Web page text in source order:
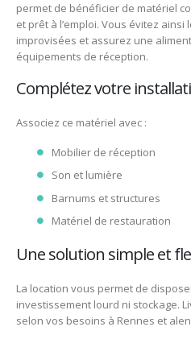
permet de bénéficier de matériel
et prêt à l’emploi. Vous évitez
improvisées et assurez une
équipements de réception.
Complétez votre
Associez ce matériel avec :
Mobilier de réception
Son et lumière
Barnums et structures
Matériel de restauration
Une solution simple et
La location vous permet de
investissement lourd ni stockage.
selon vos besoins à Rennes et